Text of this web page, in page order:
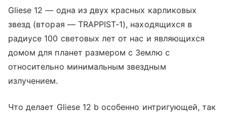
Gliese 12 — одна из двух красных карликовых
звезд (вторая — TRAPPIST-1), находящихся в
радиусе 100 световых лет от нас и являющихся
домом для планет размером с Землю с
относительно минимальным звездным
излучением.
Что делает Gliese 12 b особенно интригующей, так